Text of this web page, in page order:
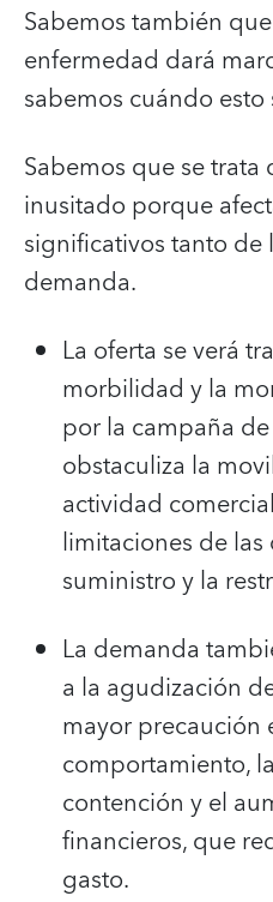
Sabemos también
enfermedad dará
sabemos cuándo esto
Sabemos que se
inusitado porque
significativos tanto de
demanda.
La oferta se verá
morbilidad y la
por la campaña
obstaculiza la
actividad
limitaciones de
suministro y la
La demanda
a la agudización
mayor precaución
comportamiento,
contención y el
financieros, que
gasto.